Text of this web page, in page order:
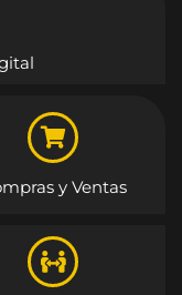
y Ventas